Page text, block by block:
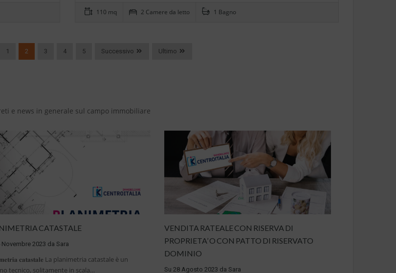
110 mq 2 Camere da letto 1 Bagno
1 2 3 4 5 Successivo Ultimo
e news in generale sul campo immobiliare
CATASTALE
Novembre 2023 da Sara
𝐜𝐚𝐭𝐚𝐬𝐭𝐚𝐥𝐞 La planimetria catastale è un
tecnico, solitamente in scala…
VENDITA RATEALE CON RISERVA DI
PROPRIETA’ O CON PATTO DI RISERVATO
DOMINIO
Su28 Agosto 2023 daSara